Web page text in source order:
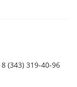
8 (343) 319-40-96